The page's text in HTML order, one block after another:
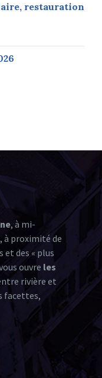
restauration
, à mi-
à proximité de
des « plus
ouvre les
rivière et
facettes,